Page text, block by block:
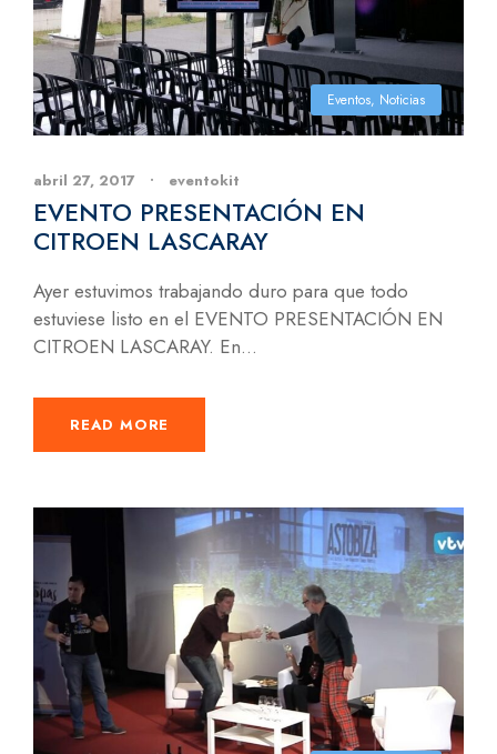
Eventos, Noticias
abril 27, 2017 • eventokit
EVENTO PRESENTACIÓN EN
CITROEN LASCARAY
Ayer estuvimos trabajando duro para que todo
estuviese listo en el EVENTO PRESENTACIÓN EN
CITROEN LASCARAY. En...
READ MORE